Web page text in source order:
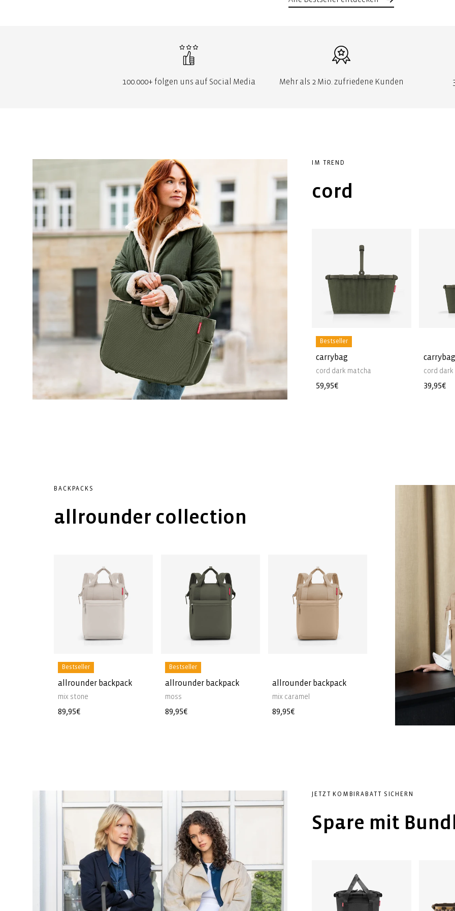
100.000+ folgen uns auf Social Media Mehr als 2 Mio. zufriedene Kunden
IM TREND
cord
Bestseller
carrybag
cord dark matcha
Normaler
59,95€
carrybag
cord dark
Normaler
39,95€
BACKPACKS
allrounder collection
Bestseller
allrounder backpack
mix stone
Normaler
89,95€
Bestseller
allrounder backpack
moss
Normaler
89,95€
allrounder backpack
mix caramel
Normaler
89,95€
graphite
JETZT KOMBIRABATT SICHERN
Spare mit